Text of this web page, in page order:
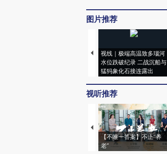
图片推荐
视线｜极端高温致多瑙河
水位跌破纪录 二战沉船与
猛犸象化石接连露出
视听推荐
【不唯一答案】不止“养
老”